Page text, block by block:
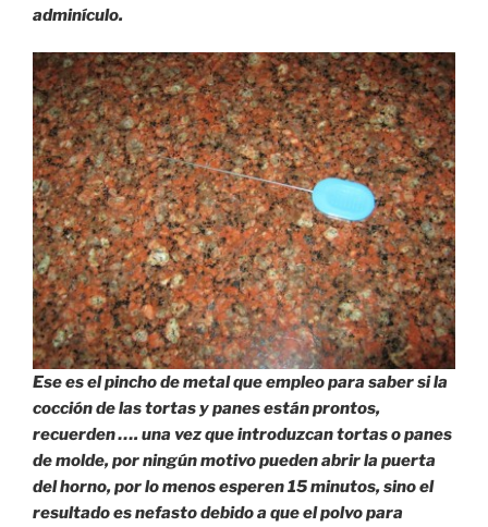
adminículo.
Ese es el pincho de metal que empleo para saber si la
cocción de las tortas y panes están prontos,
recuerden …. una vez que introduzcan tortas o panes
de molde, por ningún motivo pueden abrir la puerta
del horno, por lo menos esperen 15 minutos, sino el
resultado es nefasto debido a que el polvo para